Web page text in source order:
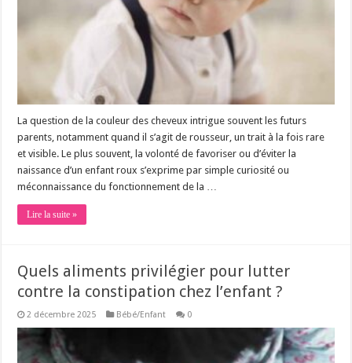
La question de la couleur des cheveux intrigue souvent les futurs
parents, notamment quand il s’agit de rousseur, un trait à la fois rare
et visible. Le plus souvent, la volonté de favoriser ou d’éviter la
naissance d’un enfant roux s’exprime par simple curiosité ou
méconnaissance du fonctionnement de la …
Lire la suite »
Quels aliments privilégier pour lutter
contre la constipation chez l’enfant ?
2 décembre 2025 Bébé/Enfant 0